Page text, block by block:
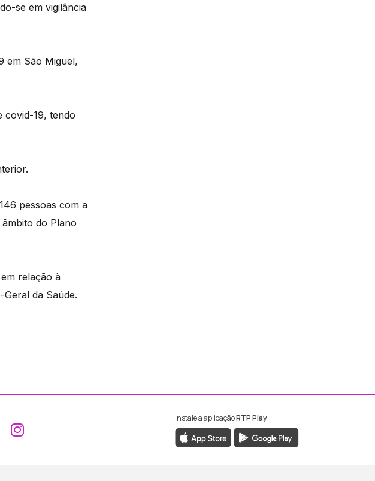
se em vigilância
em São Miguel,
covid-19, tendo
pessoas com a
do Plano
relação à
da Saúde.
Aceder ao Facebook da RTP Madeira
Aceder ao Instagram da RTP Madeira
Instale a aplicaçãoRTP Play